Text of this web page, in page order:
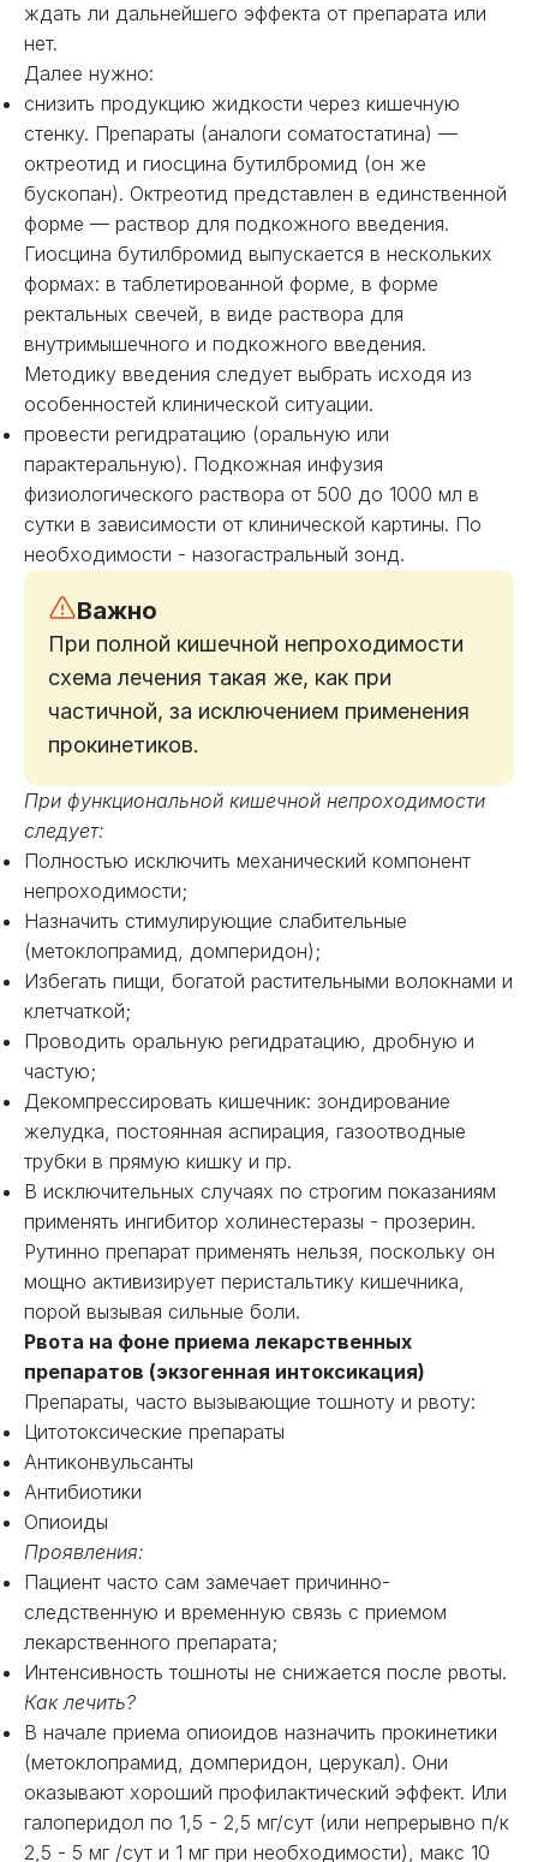
ждать ли дальнейшего эффекта от препарата или
нет.
Далее нужно:
снизить продукцию жидкости через кишечную
стенку. Препараты (аналоги соматостатина) —
октреотид и гиосцина бутилбромид (он же
бускопан). Октреотид представлен в единственной
форме — раствор для подкожного введения.
Гиосцина бутилбромид выпускается в нескольких
формах: в таблетированной форме, в форме
ректальных свечей, в виде раствора для
внутримышечного и подкожного введения.
Методику введения следует выбрать исходя из
особенностей клинической ситуации.
провести регидратацию (оральную или
парактеральную). Подкожная инфузия
физиологического раствора от 500 до 1000 мл в
сутки в зависимости от клинической картины. По
необходимости - назогастральный зонд.
Важно
При полной кишечной непроходимости
схема лечения такая же, как при
частичной, за исключением применения
прокинетиков.
При функциональной кишечной непроходимости
следует:
Полностью исключить механический компонент
непроходимости;
Назначить стимулирующие слабительные
(метоклопрамид, домперидон);
Избегать пищи, богатой растительными волокнами и
клетчаткой;
Проводить оральную регидратацию, дробную и
частую;
Декомпрессировать кишечник: зондирование
желудка, постоянная аспирация, газоотводные
трубки в прямую кишку и пр.
В исключительных случаях по строгим показаниям
применять ингибитор холинестеразы - прозерин.
Рутинно препарат применять нельзя, поскольку он
мощно активизирует перистальтику кишечника,
порой вызывая сильные боли.
Рвота на фоне приема лекарственных
препаратов (экзогенная интоксикация)
Препараты, часто вызывающие тошноту и рвоту:
Цитотоксические препараты
Антиконвульсанты
Антибиотики
Опиоиды
Проявления:
Пациент часто сам замечает причинно-
следственную и временную связь с приемом
лекарственного препарата;
Интенсивность тошноты не снижается после рвоты.
Как лечить?
В начале приема опиоидов назначить прокинетики
(метоклопрамид, домперидон, церукал). Они
оказывают хороший профилактический эффект. Или
галоперидол по 1,5 - 2,5 мг/сут (или непрерывно п/к
2,5 - 5 мг /сут и 1 мг при необходимости), макс 10